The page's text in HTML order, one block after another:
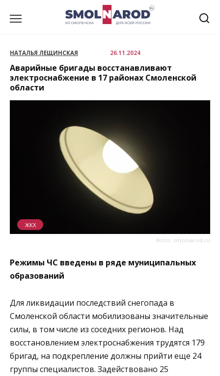
НАТАЛЬЯ ЛЕЩИНСКАЯ 26.11.2024
Аварийные бригады восстанавливают
электроснабжение в 17 районах Смоленской
области
Фото: smolnarod.ru
ЖКХ
Режимы ЧС введены в ряде муниципальных
образований
Для ликвидации последствий снегопада в
Смоленской области мобилизованы значительные
силы, в том числе из соседних регионов. Над
восстановлением электроснабжения трудятся 179
бригад, на подкрепление должны прийти еще 24
группы специалистов. Задействовано 25